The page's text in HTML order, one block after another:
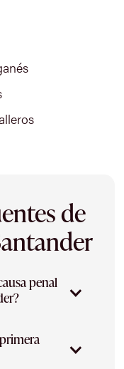
de
penal
Juzgados de
lo Penal y la